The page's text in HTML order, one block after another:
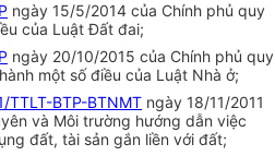
ngày 15/5/2014 của Chính phủ quy
của Luật Đất đai;
ngày 20/10/2015 của Chính phủ quy
một số điều của Luật Nhà ở;
TTLT-BTP-BTNMT ngày 18/11/2011
và Môi trường hướng dẫn việc
đất, tài sản gắn liền với đất;